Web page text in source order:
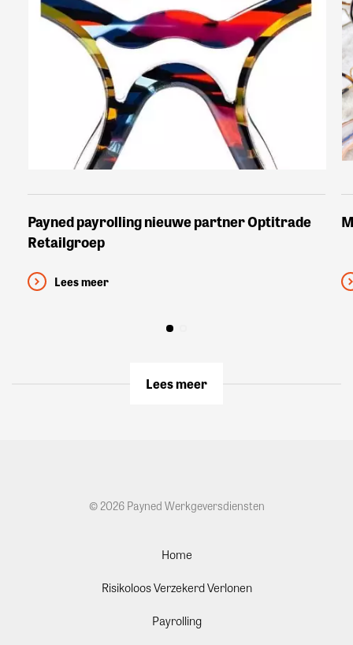
Payned payrolling nieuwe partner Optitrade
Retailgroep
Lees meer
Lees meer
© 2026 Payned Werkgeversdiensten
Home
Risikoloos Verzekerd Verlonen
Payrolling